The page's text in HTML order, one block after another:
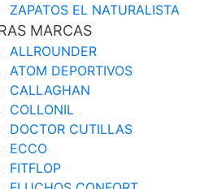
ZAPATOS EL NATURALISTA
MARCAS
ALLROUNDER
ATOM DEPORTIVOS
CALLAGHAN
COLLONIL
DOCTOR CUTILLAS
ECCO
FITFLOP